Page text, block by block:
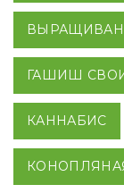
ГАШИШ
КАННАБИС